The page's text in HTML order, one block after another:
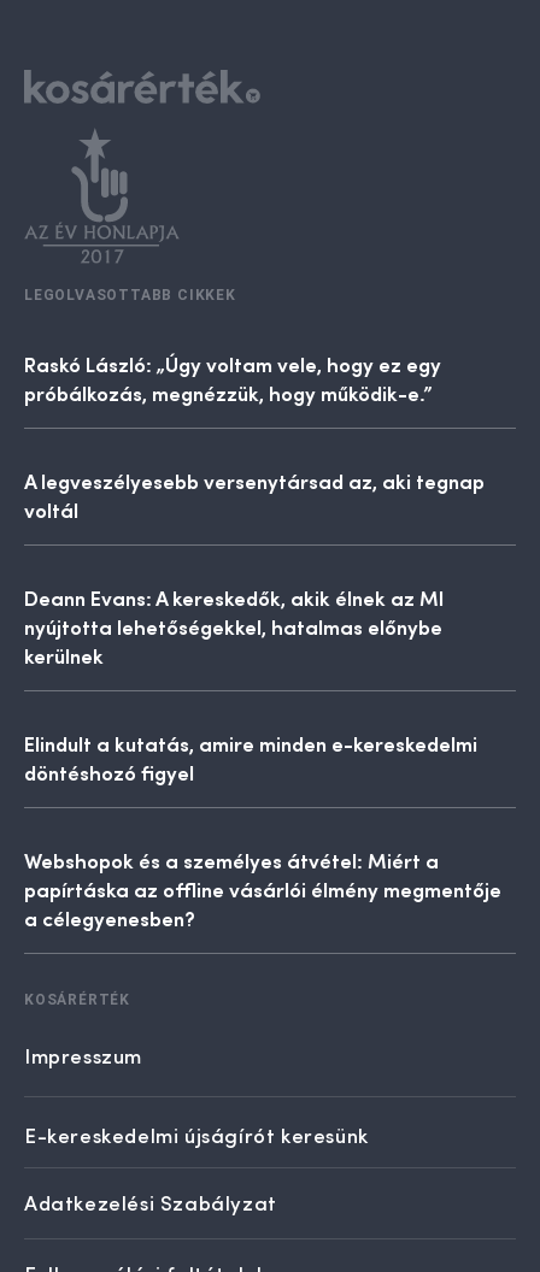
LEGOLVASOTTABB CIKKEK
Raskó László: „Úgy voltam vele, hogy ez egy
próbálkozás, megnézzük, hogy működik-e.”
A legveszélyesebb versenytársad az, aki tegnap
voltál
Deann Evans: A kereskedők, akik élnek az MI
nyújtotta lehetőségekkel, hatalmas előnybe
kerülnek
Elindult a kutatás, amire minden e-kereskedelmi
döntéshozó figyel
Webshopok és a személyes átvétel: Miért a
papírtáska az offline vásárlói élmény megmentője
a célegyenesben?
KOSÁRÉRTÉK
Impresszum
E-kereskedelmi újságírót keresünk
Adatkezelési Szabályzat